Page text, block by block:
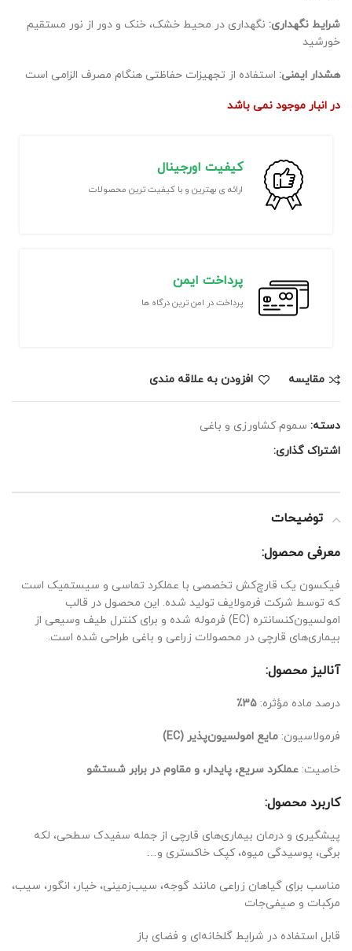
شرایط نگهداری: نگهداری در محیط خشک، خنک و دور از نور مستقیم
خورشید
هشدار ایمنی: استفاده از تجهیزات حفاظتی هنگام مصرف الزامی است
در انبار موجود نمی باشد
کیفیت اورجینال
ارائه ی بهترین و با کیفیت ترین محصولات
پرداخت ایمن
پرداخت در امن ترین درگاه ها
مقايسه افزودن به علاقه مندی
دسته: سموم کشاورزی و باغی
اشتراک گذاری:
توضیحات
معرفی محصول:
فیکسون یک قارچ‌کش تخصصی با عملکرد تماسی و سیستمیک است
که توسط شرکت فرمولایف تولید شده. این محصول در قالب
امولسیون‌کنسانتره (EC) فرموله شده و برای کنترل طیف وسیعی از
بیماری‌های قارچی در محصولات زراعی و باغی طراحی شده است.
آنالیز محصول:
درصد ماده مؤثره: ۳۵٪
فرمولاسیون: مایع امولسیون‌پذیر (EC)
خاصیت: عملکرد سریع، پایدار، و مقاوم در برابر شستشو
کاربرد محصول:
پیشگیری و درمان بیماری‌های قارچی از جمله سفیدک سطحی، لکه
برگی، پوسیدگی میوه، کپک خاکستری و…
مناسب برای گیاهان زراعی مانند گوجه، سیب‌زمینی، خیار، انگور، سیب،
مرکبات و صیفی‌جات
قابل استفاده در شرایط گلخانه‌ای و فضای باز